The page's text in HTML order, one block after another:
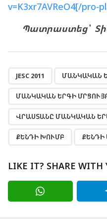
v=K3xr7AVReO4[/pro-
Պատրաստեց՝
JESC 2011 ՄԱՆԿԱԿԱՆ
ՄԱՆԿԱԿԱՆ ԵՐԳԻ
ՎՐԱՍՏԱՆԸ ՄԱՆԿԱԿԱՆ
ՔԵՆԴԻ ԽՈՒՄԲ ՔԵՆԴԻ
LIKE IT? SHARE WITH